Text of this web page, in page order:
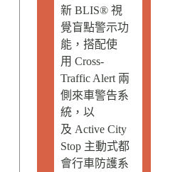
新 BLIS® 視
覺盲點警示功
能，搭配使
用 Cross-
Traffic Alert 兩
側來車警告系
統，以
及 Active City
Stop 主動式都
會行車防護系